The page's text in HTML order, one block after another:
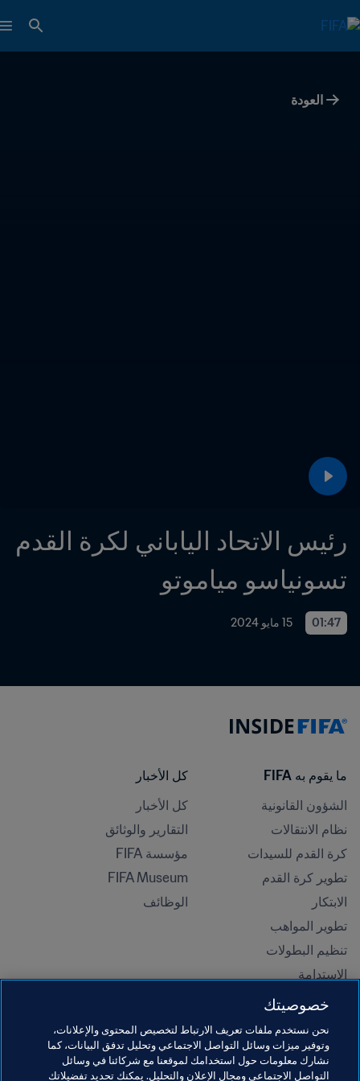
العودة
تسونياسو مياموتو
01:47 15 مايو 2024
ما يقوم به FIFA
الشؤون القانونية
نظام الانتقالات
كرة القدم للسيدات
تطوير كرة القدم
الابتكار
تطوير المواهب
تنظيم البطولات
الاستدامة
حقوق الإنسان ومناهضة التمييز
المبادرات التعليمية
كل الأخبار
كل الأخبار
التقارير والوثائق
مؤسسة FIFA
FIFA Museum
الوظائف
خصوصيتك
نحن نستخدم ملفات تعريف الارتباط لتخصيص المحتوى والإعلانات،
وتوفير ميزات وسائل التواصل الاجتماعي وتحليل تدفق البيانات، كما
نشارك معلومات حول استخدامك لموقعنا مع شركائنا في وسائل
التواصل الاجتماعي ومجال الإعلان والتحليل. يمكنك تحديد تفضيلاتك